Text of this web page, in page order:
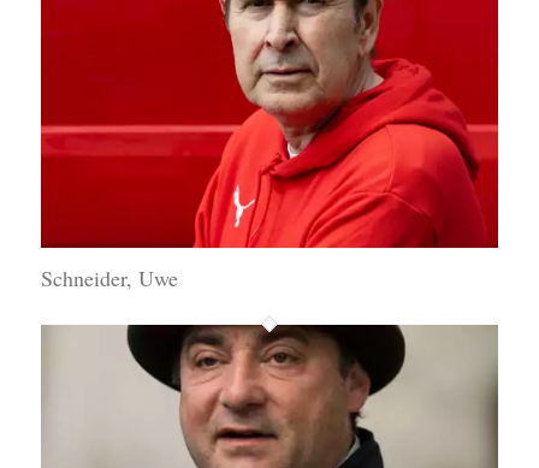
Schneider, Uwe